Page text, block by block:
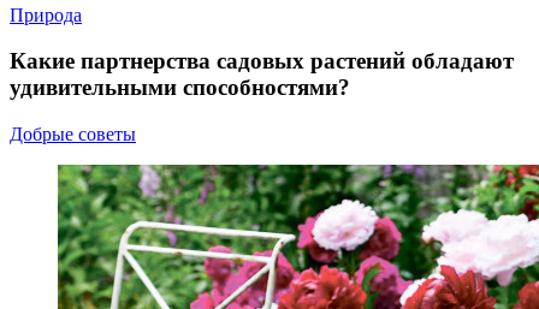
Природа
Какие партнерства садовых растений обладают
удивительными способностями?
Добрые советы